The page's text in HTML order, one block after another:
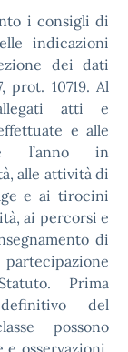
i consigli di
indicazioni
dei dati
prot. 10719. Al
atti e
e alle
l’anno in
alle attività di
e ai tirocini
ai percorsi e
di
Prima
del
possono
osservazioni,